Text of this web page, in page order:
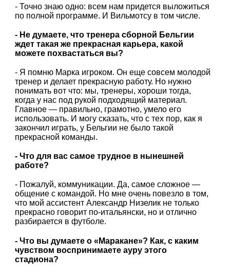
- Точно знаю одно: всем нам придется выложиться
по полной программе. И Вильмотсу в том числе.
- Не думаете, что тренера сборной Бельгии
ждет такая же прекрасная карьера, какой
можете похвастаться вы?
- Я помню Марка игроком. Он еще совсем молодой
тренер и делает прекрасную работу. Но нужно
понимать вот что: мы, тренеры, хороши тогда,
когда у нас под рукой подходящий материал.
Главное — правильно, грамотно, умело его
использовать. И могу сказать, что с тех пор, как я
закончил играть, у Бельгии не было такой
прекрасной команды.
- Что для вас самое трудное в нынешней
работе?
- Пожалуй, коммуникации. Да, самое сложное —
общение с командой. Но мне очень повезло в том,
что мой ассистент Александр Низелик не только
прекрасно говорит по-итальянски, но и отлично
разбирается в футболе.
- Что вы думаете о «Маракане»? Как, с каким
чувством воспринимаете ауру этого
стадиона?